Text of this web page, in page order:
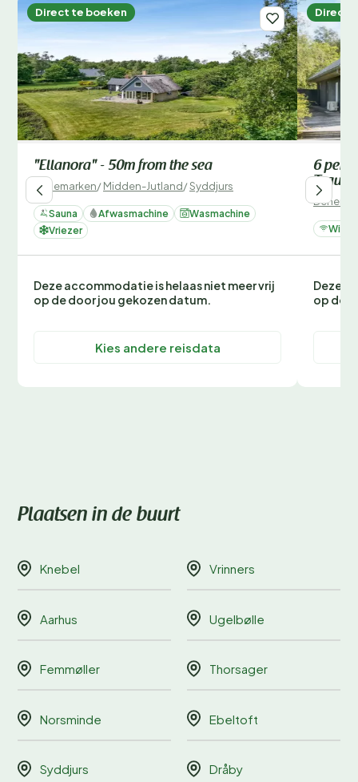
Direct te boeken
"Ellanora" - 50m from the sea
Denemarken/Midden-Jutland/Syddjurs
Sauna Afwasmachine
Wasmachine
Vriezer
Deze accommodatie is helaas niet meer vrij
op de door jou gekozen datum.
Kies andere reisdata
Direct
6
Traum
Wifi
Deze
op de
Plaatsen in de buurt
Knebel Vrinners
Aarhus Ugelbølle
Femmøller Thorsager
Norsminde Ebeltoft
Syddjurs Dråby